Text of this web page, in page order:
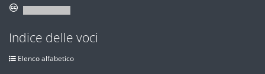
Indice delle voci
Elenco alfabetico